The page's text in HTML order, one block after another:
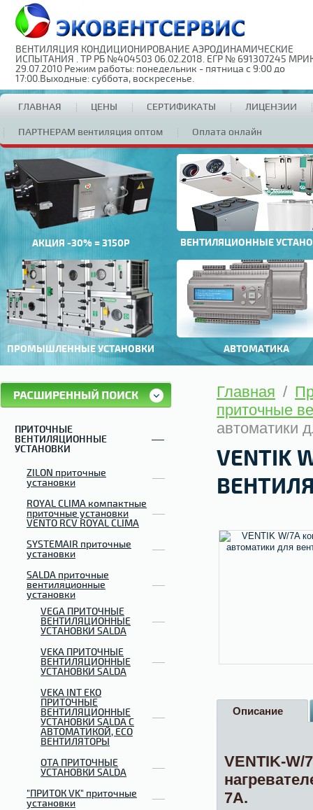
ВЕНТИЛЯЦИЯ КОНДИЦИОНИРОВАНИЕ АЭРОДИНАМИЧЕСКИЕ
ИСПЫТАНИЯ . ТР РБ №404503 06.02.2018. ЕГР № 691307245
29.07.2010 Режим работы: понедельник - пятница с 9:00 до
17:00.Выходные: суббота, воскресенье.
ГЛАВНАЯ ЦЕНЫ СЕРТИФИКАТЫ ЛИЦЕНЗИИ
ПАРТНЕРАМ вентиляция оптом Оплата онлайн
АКЦИЯ -30% = 3150Р ВЕНТИЛЯЦИОННЫЕ
ПРОМЫШЛЕННЫЕ УСТАНОВКИ АВТОМАТИКА
Главная /
приточные
автоматики
VENTIK
Описание
VENTIK-
7А.
ПРИТОЧНЫЕ
ВЕНТИЛЯЦИОННЫЕ
УСТАНОВКИ
ZILON приточные
установки
ROYAL CLIMA компактные
приточные установки
VENTO RCV ROYAL CLIMA
SYSTEMAIR приточные
установки
SALDA приточные
вентиляционные
установки
VEGA ПРИТОЧНЫЕ
ВЕНТИЛЯЦИОННЫЕ
УСТАНОВКИ SALDA
VEKA ПРИТОЧНЫЕ
ВЕНТИЛЯЦИОННЫЕ
УСТАНОВКИ SALDA
VEKA INT EKO
ПРИТОЧНЫЕ
ВЕНТИЛЯЦИОННЫЕ
УСТАНОВКИ SALDA С
АВТОМАТИКОЙ, ECO
ВЕНТИЛЯТОРЫ
OTA ПРИТОЧНЫЕ
УСТАНОВКИ SALDA
"ПРИТОК VK" приточные
установки